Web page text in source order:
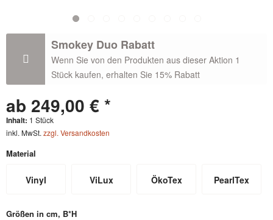
Smokey Duo Rabatt
Wenn Sie von den Produkten aus dieser Aktion 1
Stück kaufen, erhalten Sie 15% Rabatt
ab 249,00 € *
Inhalt: 1 Stück
inkl. MwSt. zzgl. Versandkosten
Material
Vinyl ViLux ÖkoTex PearlTex
Größen in cm, B*H